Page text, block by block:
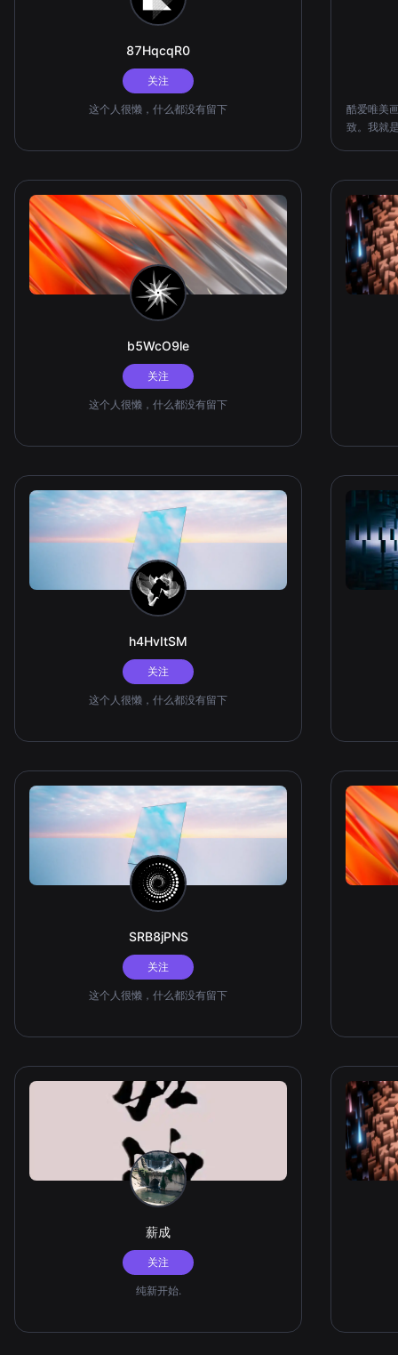
87HqcqR0
关注
这个人很懒，什么都没有留下
酷爱唯美
致。我就
b5WcO9le
关注
这个人很懒，什么都没有留下
h4HvItSM
关注
这个人很懒，什么都没有留下
SRB8jPNS
关注
这个人很懒，什么都没有留下
薪成
关注
纯新开始.